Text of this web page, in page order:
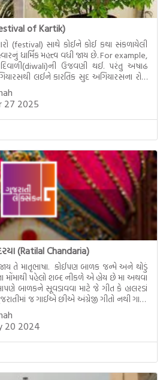
of Kartik)
(festival) સાથે કોઈને કોઈ કથા સંકળાયેલી
ધાર્મિક મહત્ત્વ વધી જાય છે. For example,
દિવાળી(diwali)ની ઉજવણી થઈ. પરંતુ અષાઢ
લઈને કારતિક સુદ અગિયારસના રોજ
વચ્ચે મોટેભાગે યજ્ઞોપવીત સંસ્કાર, લગ્ન,
[…]
27 2025
(Ratilal Chandaria)
તે માતૃભાષા. કોઈપણ બાળક જન્મે અને થોડું
પહેલો શબ્દ નીકળે એ હોય છે મા અથવા
બાળકને સૂવડાવવા માટે જે ગીત કે હાલરડાં
જ ગાઈએ છીએ અંગ્રેજી ગીતો નથી ગાતા.
20 2024